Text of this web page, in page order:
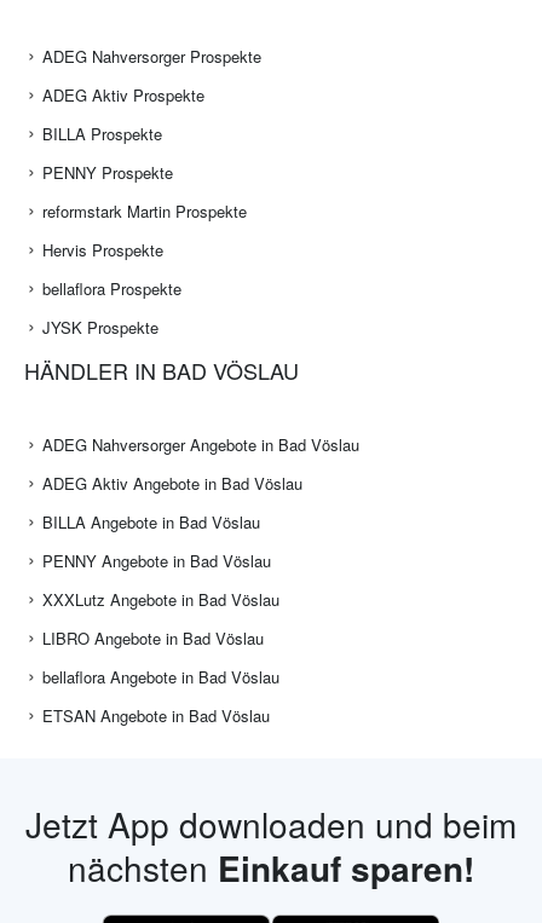
ADEG Nahversorger Prospekte
ADEG Aktiv Prospekte
BILLA Prospekte
PENNY Prospekte
reformstark Martin Prospekte
Hervis Prospekte
bellaflora Prospekte
JYSK Prospekte
HÄNDLER IN BAD VÖSLAU
ADEG Nahversorger Angebote in Bad Vöslau
ADEG Aktiv Angebote in Bad Vöslau
BILLA Angebote in Bad Vöslau
PENNY Angebote in Bad Vöslau
XXXLutz Angebote in Bad Vöslau
LIBRO Angebote in Bad Vöslau
bellaflora Angebote in Bad Vöslau
ETSAN Angebote in Bad Vöslau
Jetzt App downloaden und beim
nächsten Einkauf sparen!